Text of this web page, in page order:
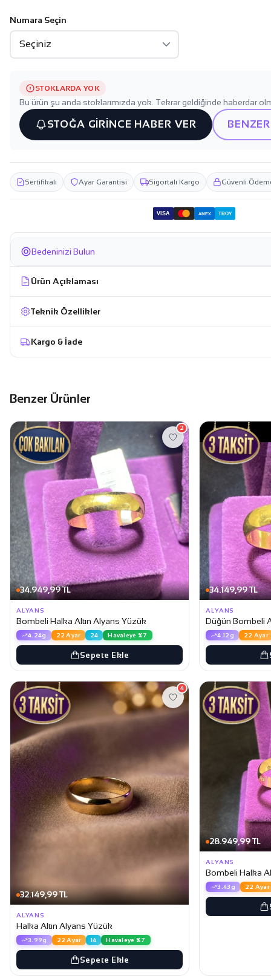
Numara Seçin
STOKLARDA YOK
Bu ürün şu anda stoklarımızda yok. Tekrar geldiğinde haberdar
STOĞA GİRİNCE HABER VER
Sertifikalı Ayar Garantisi Sigortalı Kargo Güvenli
VISA AMEX TROY
Bedeninizi Bulun
Ürün Açıklaması
Teknik Özellikler
Kargo & İade
Benzer Ürünler
34.949,99 TL
2
ALYANS
Bombeli Halka Altın Alyans Yüzük
4.24g 22 Ayar 24 Havaleye %7
Sepete Ekle
34.149,99 TL
ALYANS
Düğün Bombeli
4.12g 22 Ayar
32.149,99 TL
4
ALYANS
Halka Altın Alyans Yüzük
3.99g 22 Ayar 14 Havaleye %7
Sepete Ekle
28.949,99 TL
ALYANS
Bombeli Halka
3.43g 22 Ayar